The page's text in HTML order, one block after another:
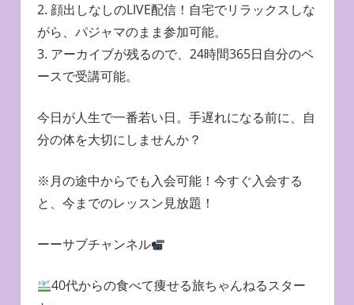
2. 顔出しなしのLIVE配信！自宅でリラックスしな
がら、パジャマのまま参加可能。
3. アーカイブが残るので、24時間365日自分のペ
ースで受講可能。
今日が人生で一番若い日。手遅れになる前に、自
分の体を大切にしませんか？
※月の途中からでも入会可能！今すぐ入会する
と、今までのレッスン見放題！
ーーサブチャンネル
40代からの食べて痩せる旅ちゃんねるスター